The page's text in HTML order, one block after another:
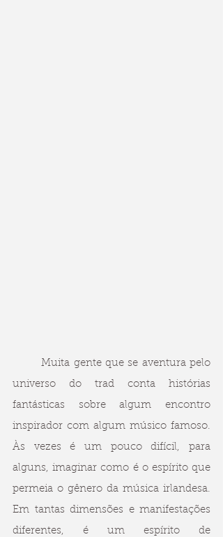
	Muita gente que se aventura pelo
universo do trad conta histórias
fantásticas sobre algum encontro
inspirador com algum músico famoso.
Às vezes é um pouco difícil, para
alguns, imaginar como é o espírito que
permeia o gênero da música irlandesa.
Em tantas dimensões e manifestações
diferentes, é um espírito de